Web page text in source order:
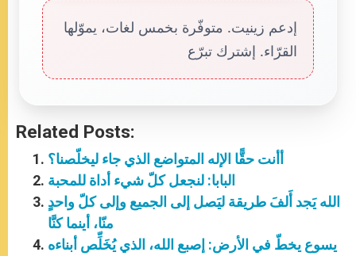
إدعم زينيت. متوفّرة بخمس لغات، يموّلها
القرّاء. إشترك تبرّع
Related Posts:
أأنت حقًّا الإله المتواضع الذي جاء ليخلّصنا؟
البابا: لنجعل كلّ شيء أداة للمحبة
الله يَجد أَلفَ طريقة ليَصل إلى الجميع وإلى كلّ واحدٍ
منّا، أينما كنَّا
يسوع يخطّ في الأرض: إصبع الله، الذي يُخَلِّص أبناءه